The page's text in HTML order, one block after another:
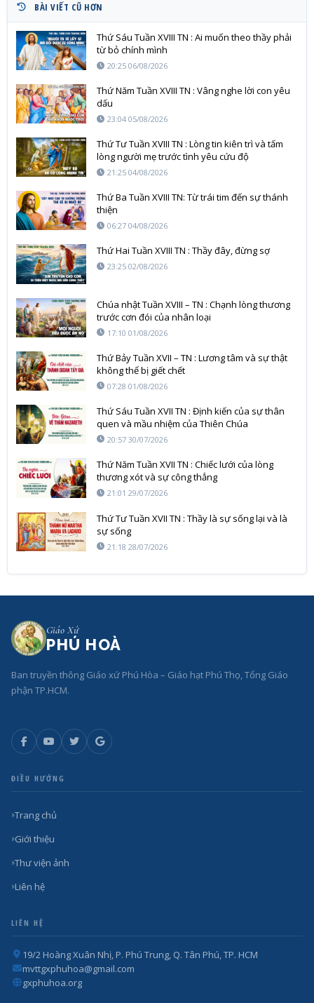
BÀI VIẾT CŨ HƠN
Thứ Sáu Tuần XVIII TN : Ai muốn theo thầy phải
từ bỏ chính mình
20:25 06/08/2026
Thứ Năm Tuần XVIII TN : Vâng nghe lời con yêu
dấu
23:04 05/08/2026
Thứ Tư Tuần XVIII TN : Lòng tin kiên trì và tấm
lòng người mẹ trước tình yêu cứu độ
21:25 04/08/2026
Thứ Ba Tuần XVIII TN: Từ trái tim đến sự thánh
thiện
06:27 04/08/2026
Thứ Hai Tuần XVIII TN : Thầy đây, đừng sợ
23:25 02/08/2026
Chúa nhật Tuần XVIII – TN : Chạnh lòng thương
trước cơn đói của nhân loại
17:10 01/08/2026
Thứ Bảy Tuần XVII – TN : Lương tâm và sự thật
không thể bị giết chết
07:28 01/08/2026
Thứ Sáu Tuần XVII TN : Định kiến của sự thân
quen và mầu nhiệm của Thiên Chúa
20:57 30/07/2026
Thứ Năm Tuần XVII TN : Chiếc lưới của lòng
thương xót và sự công thẳng
21:01 29/07/2026
Thứ Tư Tuần XVII TN : Thầy là sự sống lại và là
sự sống
21:18 28/07/2026
Giáo Xứ
PHÚ HOÀ
Ban truyền thông Giáo xứ Phú Hòa – Giáo hạt Phú Thọ, Tổng Giáo
phận TP.HCM.
ĐIỀU HƯỚNG
Trang chủ
Giới thiệu
Thư viện ảnh
Liên hệ
LIÊN HỆ
19/2 Hoàng Xuân Nhị, P. Phú Trung, Q. Tân Phú, TP. HCM
mvttgxphuhoa@gmail.com
gxphuhoa.org